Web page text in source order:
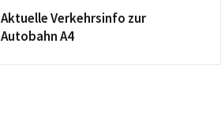
Aktuelle Verkehrsinfo zur
Autobahn A4